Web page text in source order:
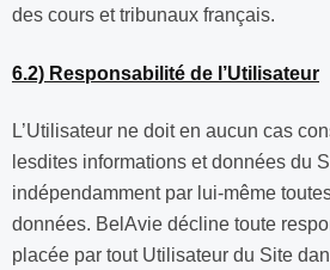
des cours et tribunaux français.
6.2) Responsabilité de l’Utilisateur
L’Utilisateur ne doit en aucun cas
lesdites informations et données du
indépendamment par lui-même
données. BelAvie décline toute
placée par tout Utilisateur du Site